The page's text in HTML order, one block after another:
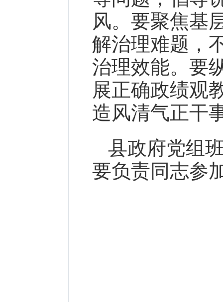
风。要聚焦基
解治理难题，
治理效能。要
展正确政绩观
造风清气正干
县政府党组
要负责同志参